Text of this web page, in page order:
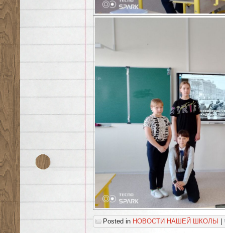
Posted in НОВОСТИ НАШЕЙ ШКОЛЫ |